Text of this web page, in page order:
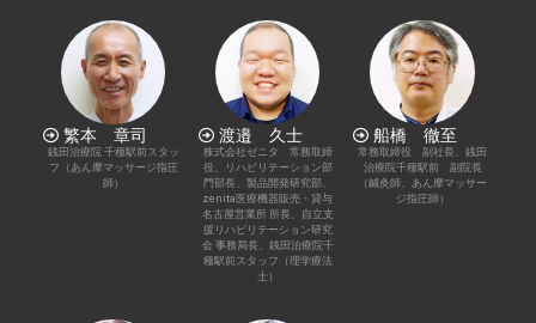
繁本 章司
銭田治療院 千種駅前スタッ
フ（あん摩マッサージ指圧
師）
渡邉 久士
株式会社ゼニタ 常務取締
役、リハビリテーション部
門部長、製品開発研究部、
zenita医療機器販売・貸与
名古屋営業所 所長、自立支
援リハビリテーション研究
会 事務局長、銭田治療院千
種駅前スタッフ（理学療法
士）
船橋 徹至
常務取締役 副社長、銭田
治療院千種駅前 副院長
（鍼灸師、あん摩マッサー
ジ指圧師）